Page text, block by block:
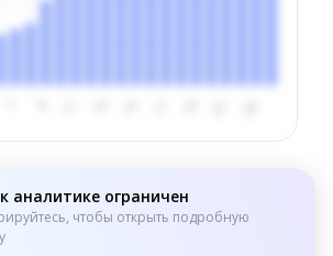
аналитике ограничен
чтобы открыть подробную